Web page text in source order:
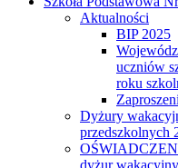
Aktualności
BIP 2025
uczniów
roku
Dyżury
przedszkolnych
dyżur